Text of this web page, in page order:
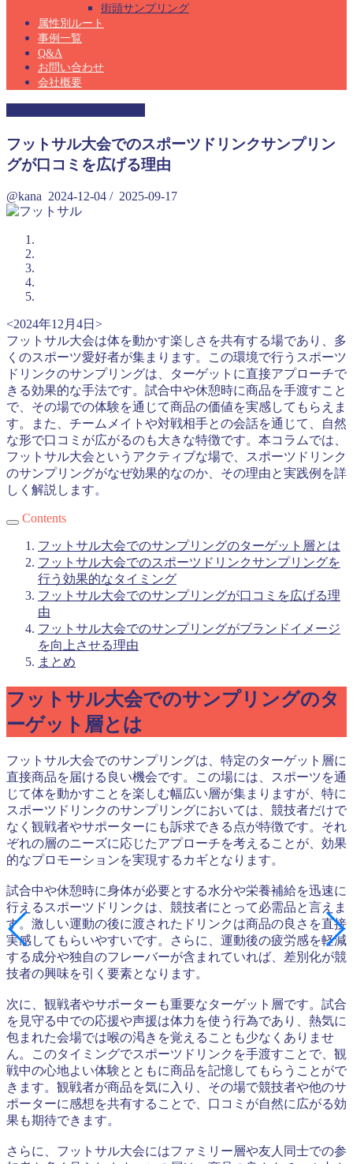
街頭サンプリング
属性別ルート
事例一覧
Q&A
お問い合わせ
会社概要
フットサル大会でのスポーツドリンクサンプリン
グが口コミを広げる理由
@kana 2024-12-04 / 2025-09-17
<2024年12月4日>
フットサル大会は体を動かす楽しさを共有する場であり、多
くのスポーツ愛好者が集まります。この環境で行うスポーツ
ドリンクのサンプリングは、ターゲットに直接アプローチで
きる効果的な手法です。試合中や休憩時に商品を手渡すこと
で、その場での体験を通じて商品の価値を実感してもらえま
す。また、チームメイトや対戦相手との会話を通じて、自然
な形で口コミが広がるのも大きな特徴です。本コラムでは、
フットサル大会というアクティブな場で、スポーツドリンク
のサンプリングがなぜ効果的なのか、その理由と実践例を詳
しく解説します。
Contents
フットサル大会でのサンプリングのターゲット層とは
フットサル大会でのスポーツドリンクサンプリングを
行う効果的なタイミング
フットサル大会でのサンプリングが口コミを広げる理
由
フットサル大会でのサンプリングがブランドイメージ
を向上させる理由
まとめ
フットサル大会でのサンプリングのタ
ーゲット層とは
フットサル大会でのサンプリングは、特定のターゲット層に
直接商品を届ける良い機会です。この場には、スポーツを通
じて体を動かすことを楽しむ幅広い層が集まりますが、特に
スポーツドリンクのサンプリングにおいては、競技者だけで
なく観戦者やサポーターにも訴求できる点が特徴です。それ
ぞれの層のニーズに応じたアプローチを考えることが、効果
的なプロモーションを実現するカギとなります。
試合中や休憩時に身体が必要とする水分や栄養補給を迅速に
行えるスポーツドリンクは、競技者にとって必需品と言えま
す。激しい運動の後に渡されたドリンクは商品の良さを直接
実感してもらいやすいです。さらに、運動後の疲労感を軽減
する成分や独自のフレーバーが含まれていれば、差別化が競
技者の興味を引く要素となります。
次に、観戦者やサポーターも重要なターゲット層です。試合
を見守る中での応援や声援は体力を使う行為であり、熱気に
包まれた会場では喉の渇きを覚えることも少なくありませ
ん。このタイミングでスポーツドリンクを手渡すことで、観
戦中の心地よい体験とともに商品を記憶してもらうことがで
きます。観戦者が商品を気に入り、その場で競技者や他のサ
ポーターに感想を共有することで、口コミが自然に広がる効
果も期待できます。
さらに、フットサル大会にはファミリー層や友人同士での参